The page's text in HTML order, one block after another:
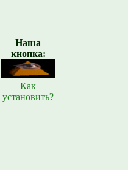
Наша
кнопка:
Как
установить?